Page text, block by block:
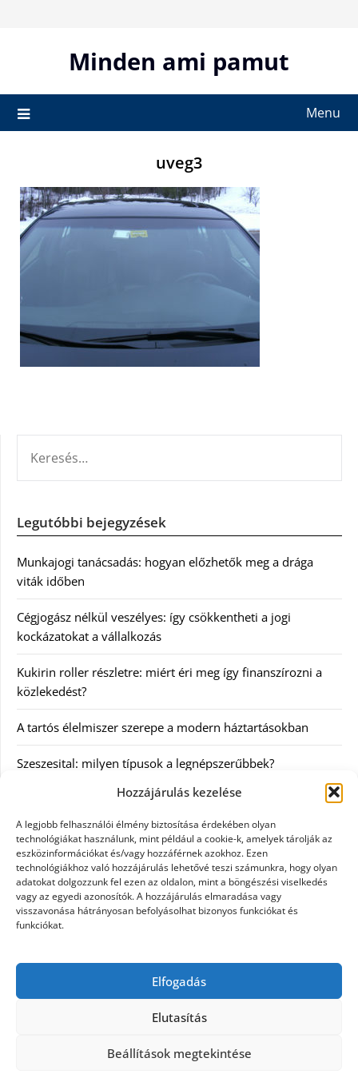
Hozzájárulás kezelése
A legjobb felhasználói élmény biztosítása érdekében olyan
technológiákat használunk, mint például a cookie-k, amelyek tárolják az
eszközinformációkat és/vagy hozzáférnek azokhoz. Ezen
technológiákhoz való hozzájárulás lehetővé teszi számunkra, hogy olyan
adatokat dolgozzunk fel ezen az oldalon, mint a böngészési viselkedés
vagy az egyedi azonosítók. A hozzájárulás elmaradása vagy
visszavonása hátrányosan befolyásolhat bizonyos funkciókat és
funkciókat.
Elfogadás
Elutasítás
Beállítások megtekintése
Minden ami pamut
Menu
uveg3
Legutóbbi bejegyzések
Munkajogi tanácsadás: hogyan előzhetők meg a drága
viták időben
Cégjogász nélkül veszélyes: így csökkentheti a jogi
kockázatokat a vállalkozás
Kukirin roller részletre: miért éri meg így finanszírozni a
közlekedést?
A tartós élelmiszer szerepe a modern háztartásokban
Szeszesital: milyen típusok a legnépszerűbbek?
Egyéb
Irodalom
Szolgáltatás
Szórakozás
Webáruház